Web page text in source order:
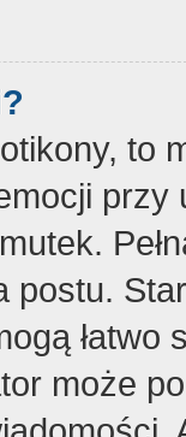
to
postu.
może